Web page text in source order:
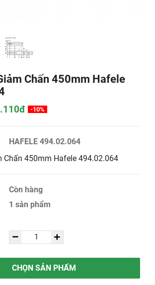
Chấn 450mm Hafele
-10%
HAFELE 494.02.064
Chấn 450mm Hafele 494.02.064
Còn hàng
1 sản phẩm
CHỌN SẢN PHẨM